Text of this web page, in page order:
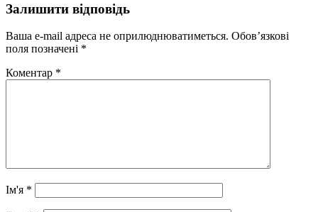
Залишити відповідь
Ваша e-mail адреса не оприлюднюватиметься. Обов’язкові
поля позначені *
Коментар *
Ім'я *